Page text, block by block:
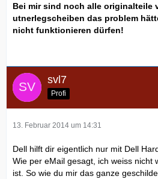
Bei mir sind noch alle originalteile
utnerlegscheiben das problem
nicht funktionieren dürfen!
svl7
Profi
13. Februar 2014 um 14:31
Dell hilft dir eigentlich nur mit Dell
Wie per eMail gesagt, ich weiss nicht
ist. So wie du mir das ganze